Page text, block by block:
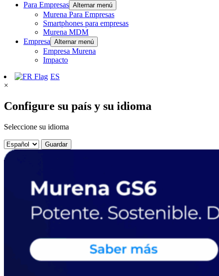
Para Empresas Alternar menú
Murena Para Empresas
Smartphones para empresas
Murena MDM
Empresa Alternar menú
Empresa Murena
Impacto
ES
×
Configure su país y su idioma
Seleccione su idioma
Guardar